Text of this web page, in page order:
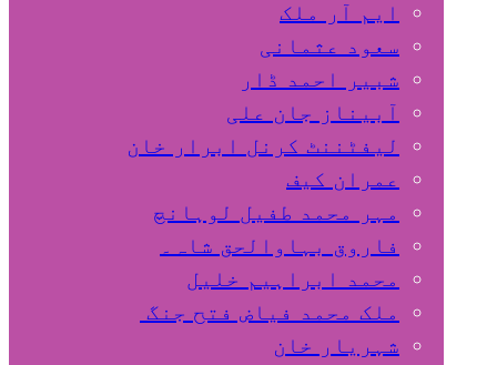
ایم آر ملک
سعود عثمانی
شبیر احمد ڈار
آبیناز جان علی
لیفٹننٹ کرنل ابرار خان
عمران کیف
مہر محمد طفیل لوہانچ
فاروق بہاوالحق شاہ۔
محمد ابراہیم خلیل
ملک محمد فیاض فتح جنگ
شہریار خان